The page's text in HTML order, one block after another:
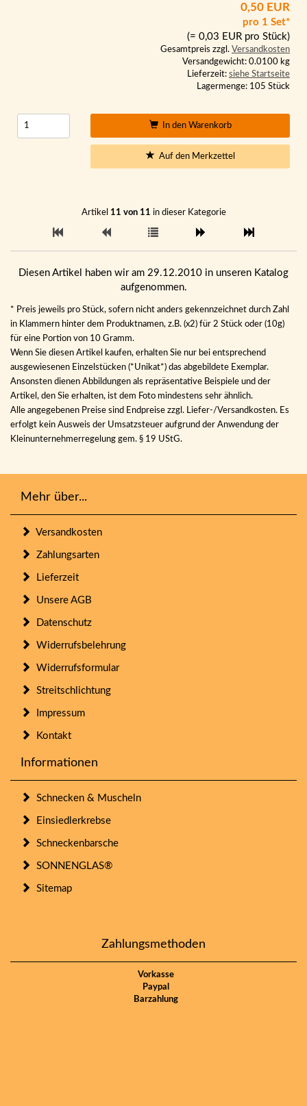
0,50 EUR
pro 1 Set*
(= 0,03 EUR pro Stück)
Gesamtpreis zzgl. Versandkosten
Versandgewicht: 0.0100 kg
Lieferzeit: siehe Startseite
Lagermenge: 105 Stück
In den Warenkorb
Auf den Merkzettel
Artikel 11 von 11 in dieser Kategorie
Diesen Artikel haben wir am 29.12.2010 in unseren Katalog
aufgenommen.
* Preis jeweils pro Stück, sofern nicht anders gekennzeichnet durch Zahl
in Klammern hinter dem Produktnamen, z.B. (x2) für 2 Stück oder (10g)
für eine Portion von 10 Gramm.
Wenn Sie diesen Artikel kaufen, erhalten Sie nur bei entsprechend
ausgewiesenen Einzelstücken (*Unikat*) das abgebildete Exemplar.
Ansonsten dienen Abbildungen als repräsentative Beispiele und der
Artikel, den Sie erhalten, ist dem Foto mindestens sehr ähnlich.
Alle angegebenen Preise sind Endpreise zzgl. Liefer-/Versandkosten. Es
erfolgt kein Ausweis der Umsatzsteuer aufgrund der Anwendung der
Kleinunternehmerregelung gem. § 19 UStG.
Mehr über...
Versandkosten
Zahlungsarten
Lieferzeit
Unsere AGB
Datenschutz
Widerrufsbelehrung
Widerrufsformular
Streitschlichtung
Impressum
Kontakt
Informationen
Schnecken & Muscheln
Einsiedlerkrebse
Schneckenbarsche
SONNENGLAS®
Sitemap
Zahlungsmethoden
Vorkasse
Paypal
Barzahlung